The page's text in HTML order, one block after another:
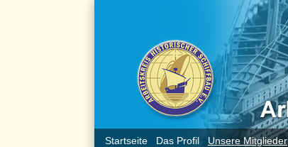
Startseite Das Profil Unsere Mitglieder